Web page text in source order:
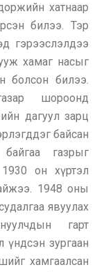
хатнаар
билээ. Тэр
гэрээслэлдээ
хамаг насыг
болсон билээ.
шороонд
дагуул зарц
байсан
газрыг
он хүртэл
1948 оны
явуулах
гарт
үндсэн зургаан
хамгаалсан